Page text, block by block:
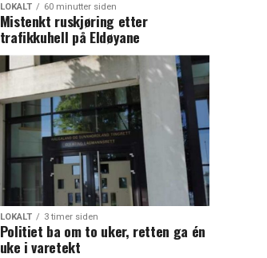
LOKALT 60 minutter siden
Mistenkt ruskjøring etter
trafikkuhell på Eldøyane
LOKALT 3 timer siden
Politiet ba om to uker, retten ga én
uke i varetekt